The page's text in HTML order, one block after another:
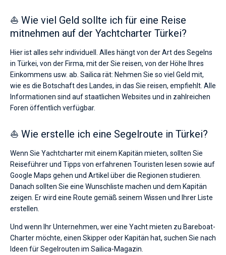
⛵ Wie viel Geld sollte ich für eine Reise
mitnehmen auf der Yachtcharter Türkei?
Hier ist alles sehr individuell. Alles hängt von der Art des Segelns
in Türkei, von der Firma, mit der Sie reisen, von der Höhe Ihres
Einkommens usw. ab. Sailica rät: Nehmen Sie so viel Geld mit,
wie es die Botschaft des Landes, in das Sie reisen, empfiehlt. Alle
Informationen sind auf staatlichen Websites und in zahlreichen
Foren öffentlich verfügbar.
⛵ Wie erstelle ich eine Segelroute in Türkei?
Wenn Sie Yachtcharter mit einem Kapitän mieten, sollten Sie
Reiseführer und Tipps von erfahrenen Touristen lesen sowie auf
Google Maps gehen und Artikel über die Regionen studieren.
Danach sollten Sie eine Wunschliste machen und dem Kapitän
zeigen. Er wird eine Route gemäß seinem Wissen und Ihrer Liste
erstellen.
Und wenn Ihr Unternehmen, wer eine Yacht mieten zu Bareboat-
Charter möchte, einen Skipper oder Kapitän hat, suchen Sie nach
Ideen für Segelrouten im Sailica-Magazin.